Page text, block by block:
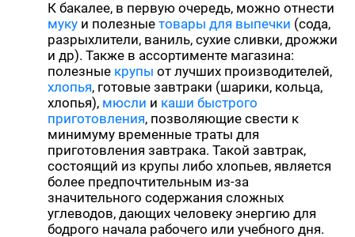
К бакалее, в первую очередь, можно отнести
муку и полезные товары для выпечки (сода,
разрыхлители, ваниль, сухие сливки, дрожжи
и др). Также в ассортименте магазина:
полезные крупы от лучших производителей,
хлопья, готовые завтраки (шарики, кольца,
хлопья), мюсли и каши быстрого
приготовления, позволяющие свести к
минимуму временные траты для
приготовления завтрака. Такой завтрак,
состоящий из крупы либо хлопьев, является
более предпочтительным из-за
значительного содержания сложных
углеводов, дающих человеку энергию для
бодрого начала рабочего или учебного дня.